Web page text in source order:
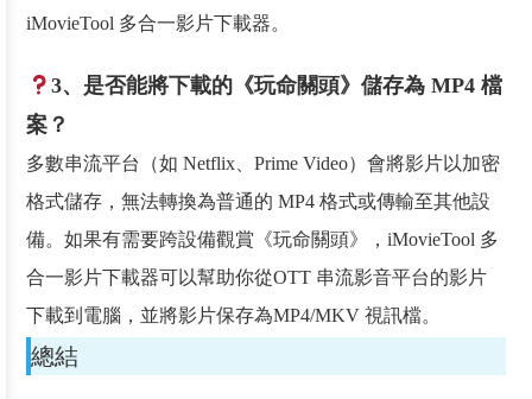
iMovieTool 多合一影片下載器。
3、是否能將下載的《玩命關頭》儲存為 MP4 檔
案？
多數串流平台（如 Netflix、Prime Video）會將影片以加密
格式儲存，無法轉換為普通的 MP4 格式或傳輸至其他設
備。如果有需要跨設備觀賞《玩命關頭》，iMovieTool 多
合一影片下載器可以幫助你從OTT 串流影音平台的影片
下載到電腦，並將影片保存為MP4/MKV 視訊檔。
總結